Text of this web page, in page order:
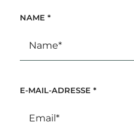
NAME *
E-MAIL-ADRESSE *